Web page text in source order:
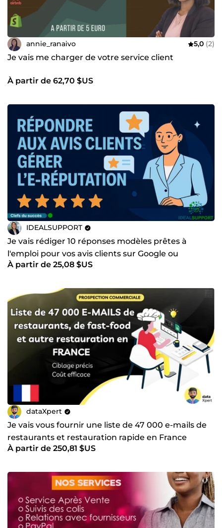
annie_ranaivo 5,0 (2)
Je vais me charger de votre service client
À partir de 62,70 $US
IDEALSUPPORT
Je vais rédiger 10 réponses modèles prêtes à
l'emploi pour vos avis clients sur Google ou
Trustpilot
À partir de 25,08 $US
dataXpert
Je vais vous fournir une liste de 47 000 e-mails de
restaurants et restauration rapide en France
À partir de 250,81 $US